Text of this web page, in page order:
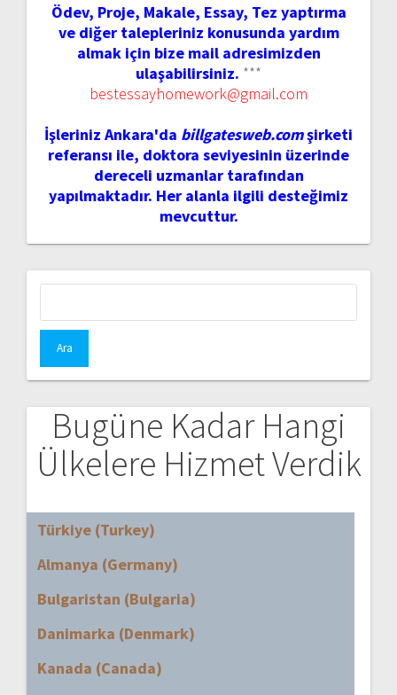
Ödev, Proje, Makale, Essay, Tez yaptırma
ve diğer talepleriniz konusunda yardım
almak için bize mail adresimizden
ulaşabilirsiniz. ***
bestessayhomework@gmail.com
İşleriniz Ankara'da billgatesweb.comşirketi
referansı ile, doktora seviyesinin üzerinde
dereceli uzmanlar tarafından
yapılmaktadır. Her alanla ilgili desteğimiz
mevcuttur.
Bugüne Kadar Hangi
Ülkelere Hizmet Verdik
Türkiye (Turkey)
Almanya (Germany)
Bulgaristan (Bulgaria)
Danimarka (Denmark)
Kanada (Canada)